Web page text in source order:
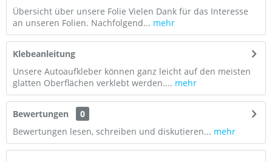
Übersicht über unsere Folie Vielen Dank für das Interesse
an unseren Folien. Nachfolgend... mehr
Klebeanleitung
Unsere Autoaufkleber können ganz leicht auf den meisten
glatten Oberflächen verklebt werden.... mehr
Bewertungen
0
Bewertungen lesen, schreiben und diskutieren... mehr